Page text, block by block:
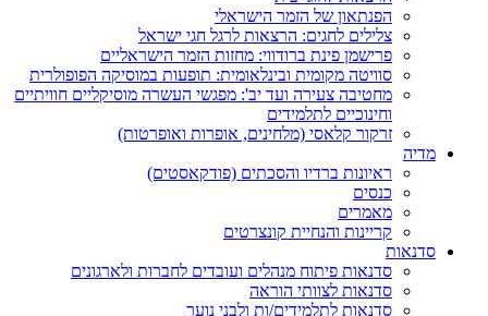
הפנתאון של הזמר הישראלי
צלילים לחגים: הרצאות לרגל חגי ישראל
פרישמן פינת ברודווי: מחזות הזמר הישראליים
סוויטה מקומית ובינלאומית: תופעות במוסיקה הפופולרית
מחטיבה צעירה ועד יב': מפגשי העשרה מוסיקליים חוויתיים
וחינוכיים לתלמידים
זרקור קלאסי (מלחינים, אופרות ואופרטות)
מדיה
ראיונות ברדיו והסכתים (פודקאסטים)
כנסים
מאמרים
קריינות והנחיית קונצרטים
סדנאות
סדנאות פיתוח מנהלים ועובדים לחברות ולארגונים
סדנאות לצוותי הוראה
סדנאות לתלמידים/ות ולבני נוער